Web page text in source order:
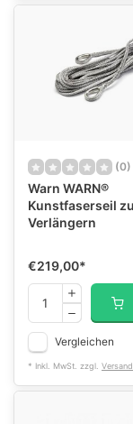
(0)
Warn WARN®
Kunstfaserseil
Verlängern
€219,00*
Vergleichen
* Inkl. MwSt. zzgl.